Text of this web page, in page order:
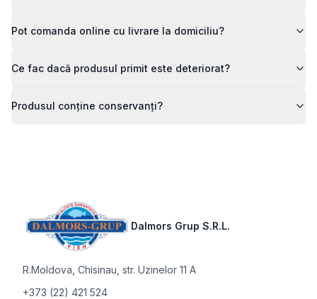
Pot comanda online cu livrare la domiciliu?
Ce fac dacă produsul primit este deteriorat?
Produsul conține conservanți?
Dalmors Grup S.R.L.
R.Moldova Chisinau, str. Uzinelor 11 A
+373 (22) 421 524